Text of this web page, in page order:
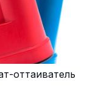
оттаиватель